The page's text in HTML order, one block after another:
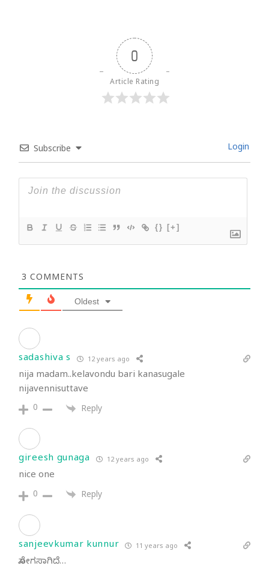
0
Article Rating
Subscribe Login
{} [+]
3 COMMENTS
Oldest
sadashiva s 12 years ago
nija madam..kelavondu bari kanasugale
nijavennisuttave
0 Reply
gireesh gunaga 12 years ago
nice one
0 Reply
sanjeevkumar kunnur 11 years ago
ಸೋಗಸಾಗಿದೆ…